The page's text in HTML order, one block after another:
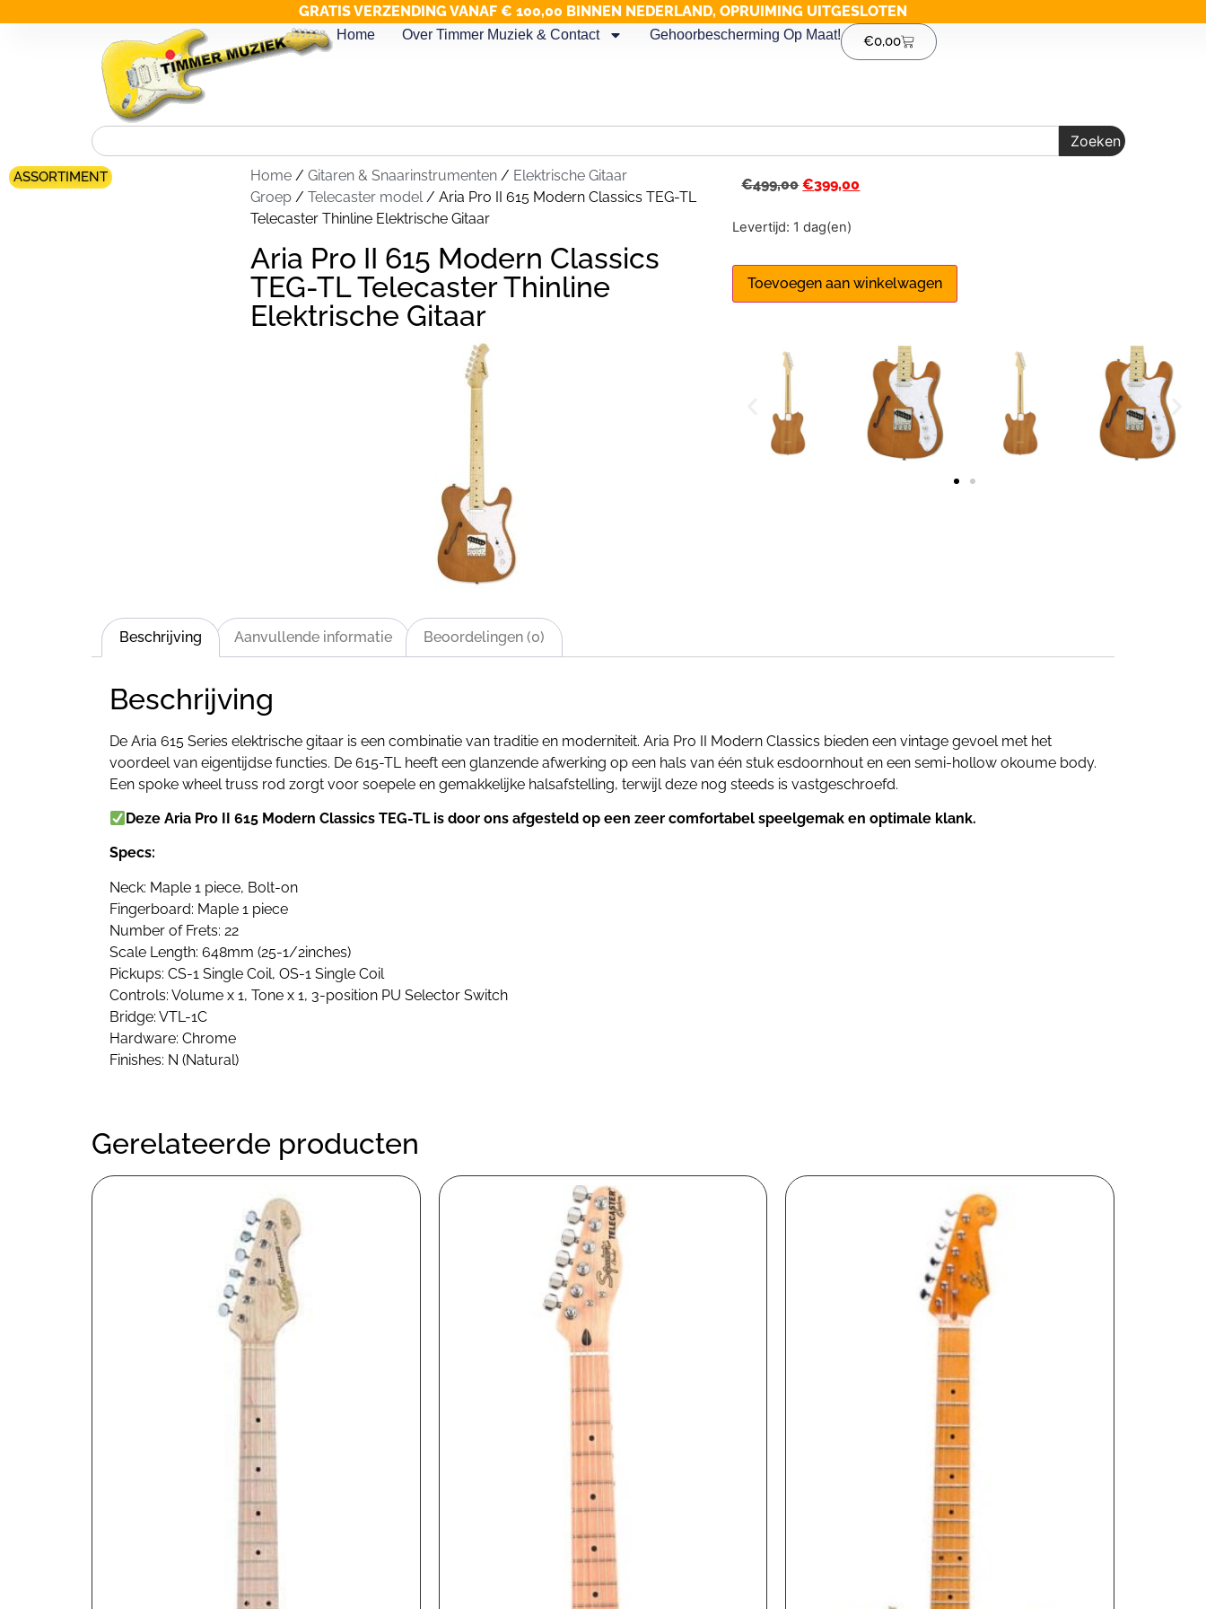
GRATIS VERZENDING VANAF € 100,00 BINNEN NEDERLAND, OPRUIMING UITGESLOTEN
Home Over Timmer Muziek & Contact Gehoorbescherming Op Maat! €0,00
Zoeken
ASSORTIMENT Home/ Gitaren & Snaarinstrumenten/ Elektrische Gitaar
Groep/ Telecaster model/ Aria Pro II 615 Modern Classics TEG-TL
Telecaster Thinline Elektrische Gitaar
Aria Pro II 615 Modern Classics
TEG-TL Telecaster Thinline
Elektrische Gitaar
€499,00 €399,00
Levertijd: 1 dag(en)
Toevoegen aan winkelwagen
Beschrijving Aanvullende informatie Beoordelingen (0)
Beschrijving
De Aria 615 Series elektrische gitaar is een combinatie van traditie en moderniteit. Aria Pro II Modern Classics bieden een vintage gevoel met het
voordeel van eigentijdse functies. De 615-TL heeft een glanzende afwerking op een hals van één stuk esdoornhout en een semi-hollow okoume body.
Een spoke wheel truss rod zorgt voor soepele en gemakkelijke halsafstelling, terwijl deze nog steeds is vastgeschroefd.
Deze Aria Pro II 615 Modern Classics TEG-TL is door ons afgesteld op een zeer comfortabel speelgemak en optimale klank.
Specs:
Neck: Maple 1 piece, Bolt-on
Fingerboard: Maple 1 piece
Number of Frets: 22
Scale Length: 648mm (25-1/2inches)
Pickups: CS-1 Single Coil, OS-1 Single Coil
Controls: Volume x 1, Tone x 1, 3-position PU Selector Switch
Bridge: VTL-1C
Hardware: Chrome
Finishes: N (Natural)
Gerelateerde producten